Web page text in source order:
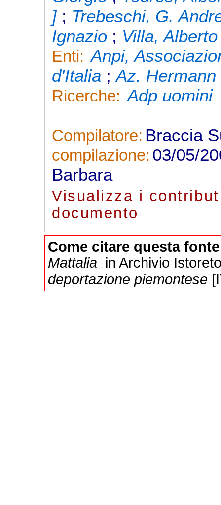
]; Trebeschi, G.
Ignazio ; Villa, Alberto
Enti: Anpi,
d'Italia ;Az.
Ricerche: Adp uomini
Compilatore: Braccia
compilazione: 03/05/
Barbara
Visualizza i
documento
Come citare questa fonte
Mattalia in Archivio
deportazione piemontese